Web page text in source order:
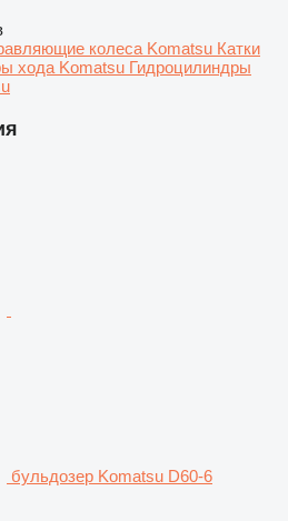
бульдозер Komatsu D60-6
колеса Komatsu Катки
хода Komatsu Гидроцилиндры